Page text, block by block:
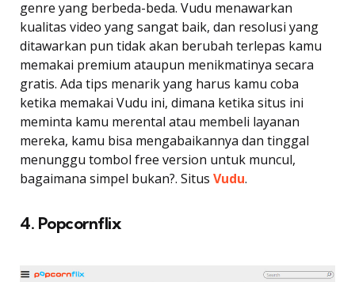
genre yang berbeda-beda. Vudu menawarkan
kualitas video yang sangat baik, dan resolusi yang
ditawarkan pun tidak akan berubah terlepas kamu
memakai premium ataupun menikmatinya secara
gratis. Ada tips menarik yang harus kamu coba
ketika memakai Vudu ini, dimana ketika situs ini
meminta kamu merental atau membeli layanan
mereka, kamu bisa mengabaikannya dan tinggal
menunggu tombol free version untuk muncul,
bagaimana simpel bukan?. Situs Vudu.
4. Popcornflix